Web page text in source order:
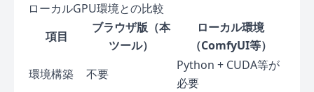
ローカルGPU環境との比較
項目
ブラウザ版（本
ツール）
ローカル環境
（ComfyUI等）
環境構築
不要
Python + CUDA等が
必要